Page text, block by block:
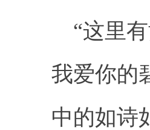
“这里有
我爱你的
中的如诗